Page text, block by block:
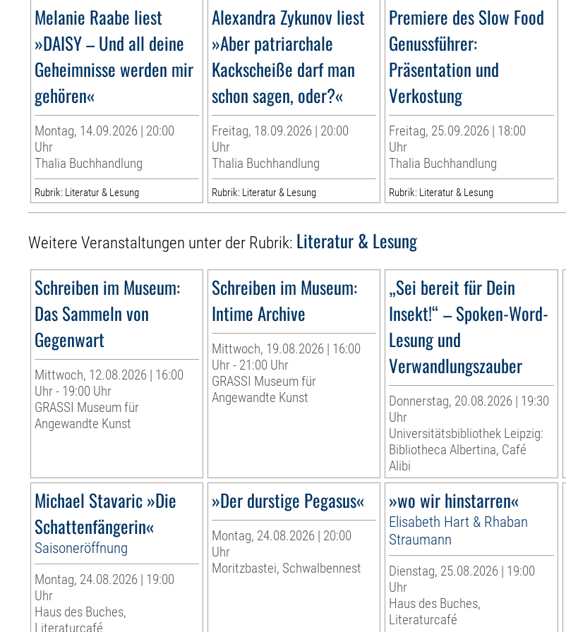
Melanie Raabe liest
»DAISY – Und all deine
Geheimnisse werden mir
gehören«
Montag, 14.09.2026 | 20:00
Uhr
Thalia Buchhandlung
Rubrik: Literatur & Lesung
Alexandra Zykunov liest
»Aber patriarchale
Kackscheiße darf man
schon sagen, oder?«
Freitag, 18.09.2026 | 20:00
Uhr
Thalia Buchhandlung
Rubrik: Literatur & Lesung
Premiere des Slow Food
Genussführer:
Präsentation und
Verkostung
Freitag, 25.09.2026 | 18:00
Uhr
Thalia Buchhandlung
Rubrik: Literatur & Lesung
Weitere Veranstaltungen unter der Rubrik: Literatur & Lesung
Schreiben im Museum:
Das Sammeln von
Gegenwart
Mittwoch, 12.08.2026 | 16:00
Uhr - 19:00 Uhr
GRASSI Museum für
Angewandte Kunst
Schreiben im Museum:
Intime Archive
Mittwoch, 19.08.2026 | 16:00
Uhr - 21:00 Uhr
GRASSI Museum für
Angewandte Kunst
„Sei bereit für Dein
Insekt!“ – Spoken-Word-
Lesung und
Verwandlungszauber
Donnerstag, 20.08.2026 | 19:30
Uhr
Universitätsbibliothek Leipzig:
Bibliotheca Albertina, Café
Alibi
Michael Stavaric »Die
Schattenfängerin«
Saisoneröffnung
Montag, 24.08.2026 | 19:00
Uhr
Haus des Buches,
Literaturcafé
»Der durstige Pegasus«
Montag, 24.08.2026 | 20:00
Uhr
Moritzbastei, Schwalbennest
»wo wir hinstarren«
Elisabeth Hart & Rhaban
Straumann
Dienstag, 25.08.2026 | 19:00
Uhr
Haus des Buches,
Literaturcafé